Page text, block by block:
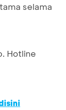
selama
Hotline